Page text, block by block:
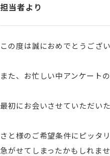
担当者より
この度は誠におめでとうござい
また、お忙しい中アンケート
最初にお会いさせていただい
さと様のご希望条件にピッタ
急がせてしまったかもしれま